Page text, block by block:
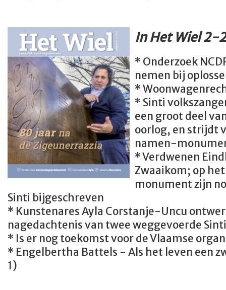
In Het Wiel 2-
* Onderzoek
nemen bij
*
* Sinti
een groot deel
oorlog, en strijdt
namen-
* Verdwenen
Zwaaikom; op
monument zijn
Sinti bijgeschreven
* Kunstenares Ayla Corstanje-Uncu
nagedachtenis van twee weggevoerde
* Is er nog toekomst voor de Vlaamse
* Engelbertha Battels - Als het leven een
1)